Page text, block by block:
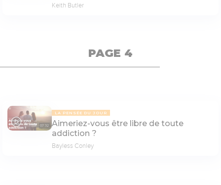
Keith Butler
PAGE 4
07:32
LA PENSÉE DU JOUR
Aimeriez-vous être libre de toute
addiction ?
Bayless Conley